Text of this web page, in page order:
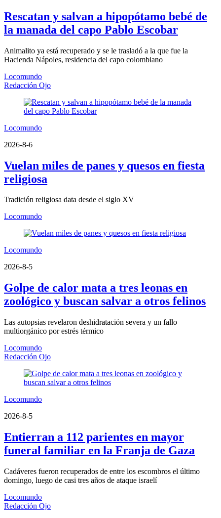
Rescatan y salvan a hipopótamo bebé de
la manada del capo Pablo Escobar
Animalito ya está recuperado y se le trasladó a la que fue la
Hacienda Nápoles, residencia del capo colombiano
Locomundo
Redacción Ojo
Locomundo
2026-8-6
Vuelan miles de panes y quesos en fiesta
religiosa
Tradición religiosa data desde el siglo XV
Locomundo
Locomundo
2026-8-5
Golpe de calor mata a tres leonas en
zoológico y buscan salvar a otros felinos
Las autopsias revelaron deshidratación severa y un fallo
multiorgánico por estrés térmico
Locomundo
Redacción Ojo
Locomundo
2026-8-5
Entierran a 112 parientes en mayor
funeral familiar en la Franja de Gaza
Cadáveres fueron recuperados de entre los escombros el último
domingo, luego de casi tres años de ataque israelí
Locomundo
Redacción Ojo